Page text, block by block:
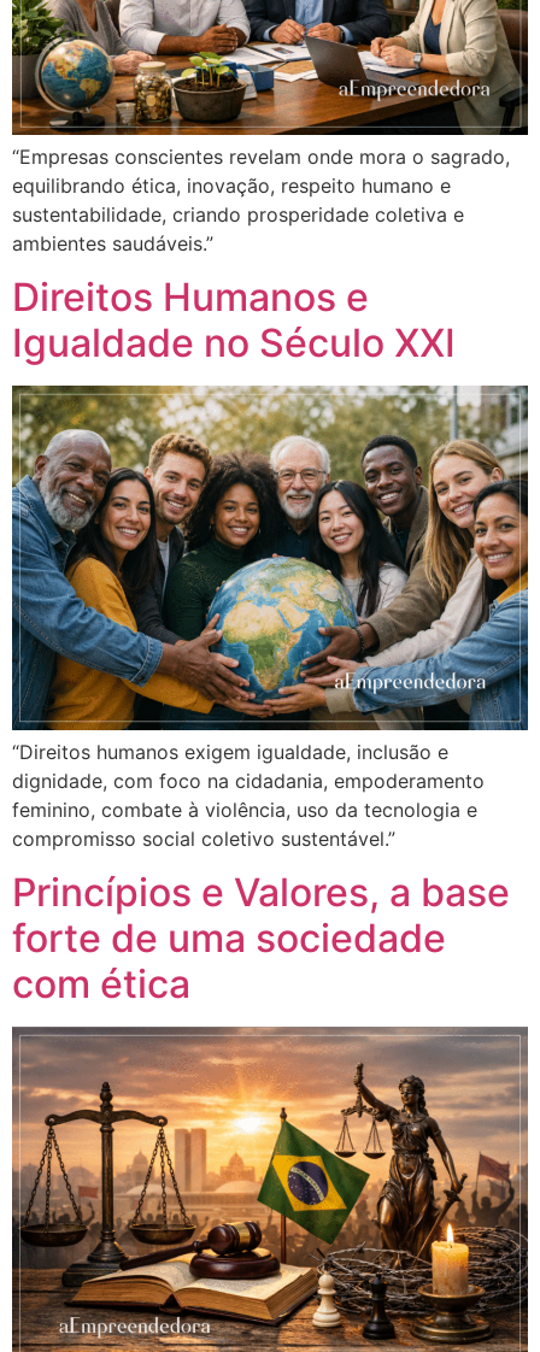
“Empresas conscientes revelam onde mora o sagrado,
equilibrando ética, inovação, respeito humano e
sustentabilidade, criando prosperidade coletiva e
ambientes saudáveis.”
Direitos Humanos e
Igualdade no Século XXI
“Direitos humanos exigem igualdade, inclusão e
dignidade, com foco na cidadania, empoderamento
feminino, combate à violência, uso da tecnologia e
compromisso social coletivo sustentável.”
Princípios e Valores, a base
forte de uma sociedade
com ética